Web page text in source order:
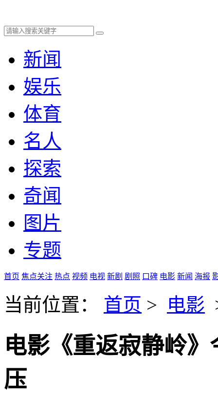
新闻
娱乐
体育
名人
探索
奇闻
图片
专题
首页 焦点关注 热点 视频 电视 新剧 剧照 口碑 电影 新闻 海报
当前位置： 首页 > 电影
电影《重返寂静岭
压